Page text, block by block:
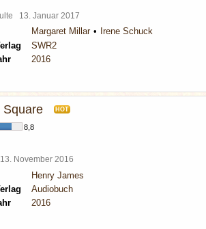
13. Januar 2017
Margaret Millar
Irene Schuck
SWR2
2016
Square HOT
8,8
13. November 2016
Henry James
Audiobuch
2016